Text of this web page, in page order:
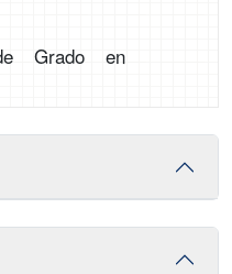
Grado en